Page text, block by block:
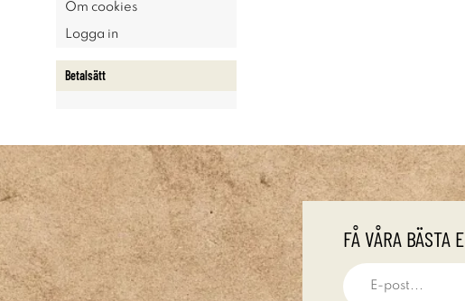
Om cookies
Logga in
Betalsätt
FÅ VÅRA BÄSTA